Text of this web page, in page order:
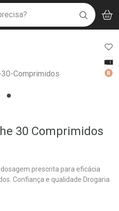
BUSCAR
30 Comprimidos
prescrita para eficácia
Confiança e qualidade Drogaria